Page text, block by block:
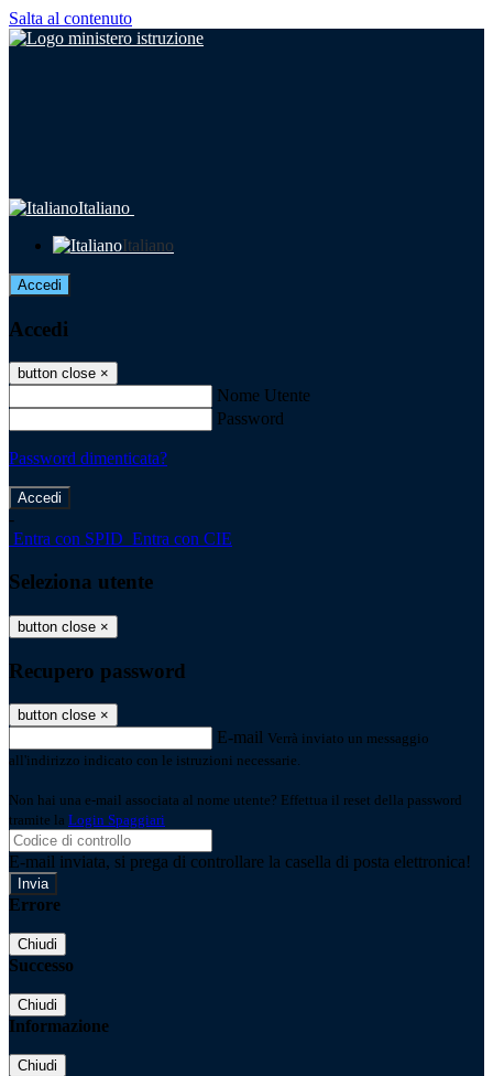
Salta al contenuto
Italiano
Italiano
Accedi
Accedi
button close ×
Nome Utente
Password
Password dimenticata?
-
Entra con SPID Entra con CIE
Seleziona utente
button close ×
Recupero password
button close ×
E-mail Verrà inviato un messaggio
all'indirizzo indicato con le istruzioni necessarie.
Non hai una e-mail associata al nome utente? Effettua il reset della password
tramite la Login Spaggiari
E-mail inviata, si prega di controllare la casella di posta elettronica!
Errore
Chiudi
Successo
Chiudi
Informazione
Chiudi